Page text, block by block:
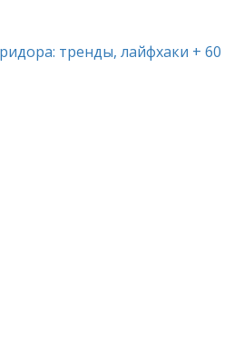
тренды, лайфхаки + 60